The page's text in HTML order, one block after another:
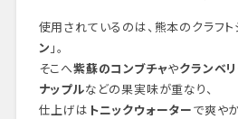
使用されているのは、熊本のクラフト
ン 」。
そこへ紫蘇のコンブチャやクランベ
ナップルなどの果実味が重なり、
仕上げは トニックウォーターで爽や